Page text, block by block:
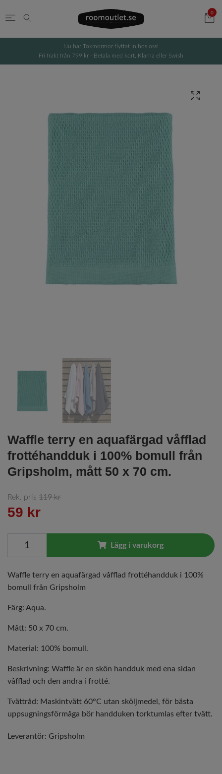
0
Nu har Tokmormor flyttat in hos oss!
Fri frakt från 799 kr - Betala med kort, Klarna eller Swish
Waffle terry en aquafärgad våfflad
frottéhandduk i 100% bomull från
Gripsholm, mått 50 x 70 cm.
Rek. pris 119 kr
59 kr
Lägg i varukorg
Waffle terry en aquafärgad våfflad frottéhandduk i 100%
bomull från Gripsholm
Färg: Aqua.
Mått: 50 x 70 cm.
Material: 100% bomull.
Beskrivning: Waffle är en skön handduk med ena sidan
våfflad och den andra i frotté.
Tvättråd: Maskintvätt 60°C utan sköljmedel, för bästa
uppsugningsförmåga bör handduken torktumlas efter tvätt.
Leverantör: Gripsholm